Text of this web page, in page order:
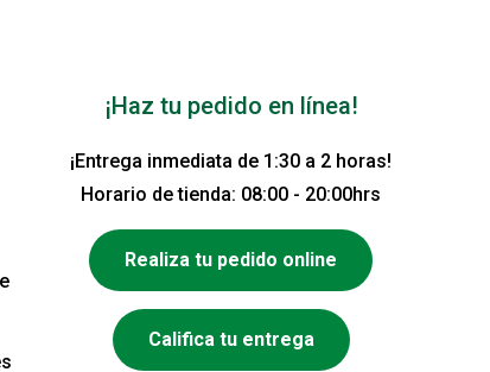
¡Haz tu pedido en línea!
¡Entrega inmediata de 1:30 a 2 horas!
Horario de tienda: 08:00 - 20:00hrs
Realiza tu pedido online
Califica tu entrega